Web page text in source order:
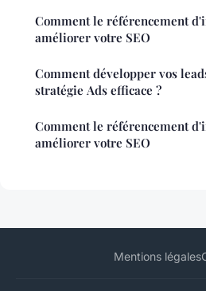
Comment le référencement
améliorer votre SEO
Comment développer vos
stratégie Ads efficace ?
Comment le référencement
améliorer votre SEO
Mentions légales